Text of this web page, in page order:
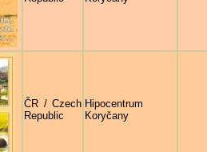
ČR / Czech
Republic
Hipocentrum
Koryčany